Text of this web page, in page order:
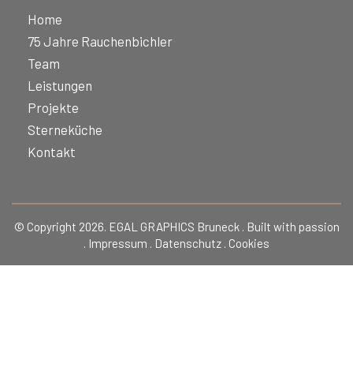
Home
75 Jahre Rauchenbichler
Team
Leistungen
Projekte
Sterneküche
Kontakt
© Copyright 2026. EGAL GRAPHICS Bruneck . Built with passion
. Impressum . Datenschutz . Cookies